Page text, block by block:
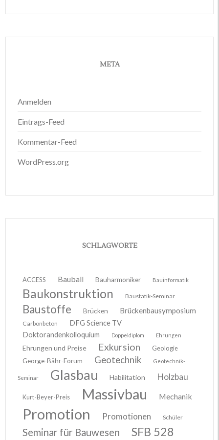
META
Anmelden
Eintrags-Feed
Kommentar-Feed
WordPress.org
SCHLAGWORTE
ACCESS Bauball Bauharmoniker Bauinformatik
Baukonstruktion Baustatik-Seminar
Baustoffe Brücken Brückenbausymposium
Carbonbeton
DFG Science TV
Doktorandenkolloquium
Doppeldiplom Ehrungen
Ehrungen und Preise Exkursion
Geologie
George-Bähr-Forum
Geotechnik Geotechnik-
Seminar Glasbau Habilitation Holzbau
Kurt-Beyer-Preis Massivbau Mechanik
Promotion Promotionen Schüler
Seminar für Bauwesen SFB 528